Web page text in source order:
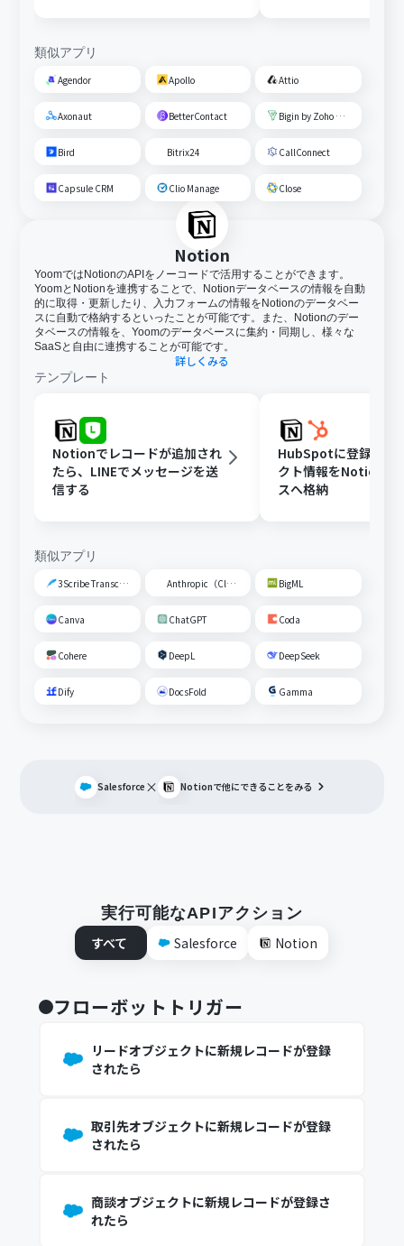
類似アプリ
Agendor Apollo Attio
Axonaut BetterContact Bigin by Zoho CRM
Bird Bitrix24 CallConnect
Capsule CRM Clio Manage Close
Notion
YoomではNotionのAPIをノーコードで活用することができます。
YoomとNotionを連携することで、Notionデータベースの情報を自動
的に取得・更新したり、入力フォームの情報をNotionのデータベー
スに自動で格納するといったことが可能です。また、Notionのデー
タベースの情報を、Yoomのデータベースに集約・同期し、様々な
SaaSと自由に連携することが可能です。
詳しくみる
テンプレート
Notionでレコードが追加され
たら、LINEでメッセージを送
信する
HubSpotに登録され
クト情報をNotionデ
スへ格納
類似アプリ
3Scribe Transcription Anthropic（Claude） BigML
Canva ChatGPT Coda
Cohere DeepL DeepSeek
Dify DocsFold Gamma
Salesforce × Notionで他にできることをみる
実行可能なAPIアクション
すべて
Salesforce Notion
フローボットトリガー
リードオブジェクトに新規レコードが登録
されたら
取引先オブジェクトに新規レコードが登録
されたら
商談オブジェクトに新規レコードが登録さ
れたら